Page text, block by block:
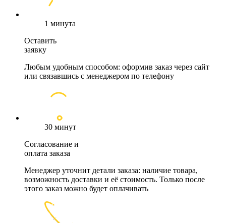
1 минута
Оставить
заявку
Любым удобным способом: оформив заказ через сайт
или связавшись с менеджером по телефону
30 минут
Согласование и
оплата заказа
Менеджер уточнит детали заказа: наличие товара,
возможность доставки и её стоимость. Только после
этого заказ можно будет оплачивать